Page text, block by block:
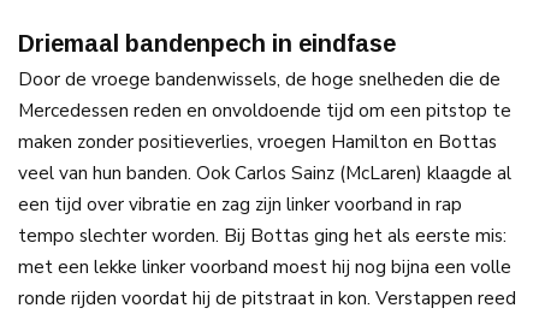
Driemaal bandenpech in eindfase
Door de vroege bandenwissels, de hoge snelheden die de
Mercedessen reden en onvoldoende tijd om een pitstop te
maken zonder positieverlies, vroegen Hamilton en Bottas
veel van hun banden. Ook Carlos Sainz (McLaren) klaagde al
een tijd over vibratie en zag zijn linker voorband in rap
tempo slechter worden. Bij Bottas ging het als eerste mis:
met een lekke linker voorband moest hij nog bijna een volle
ronde rijden voordat hij de pitstraat in kon. Verstappen reed